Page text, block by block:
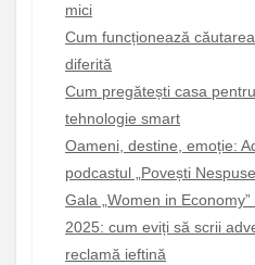
mici
Cum funcționează
diferită
Cum pregătești casa
tehnologie smart
Oameni, destine, emoție:
podcastul „Povești
Gala „Women in
2025: cum eviți să scrii
reclamă ieftină